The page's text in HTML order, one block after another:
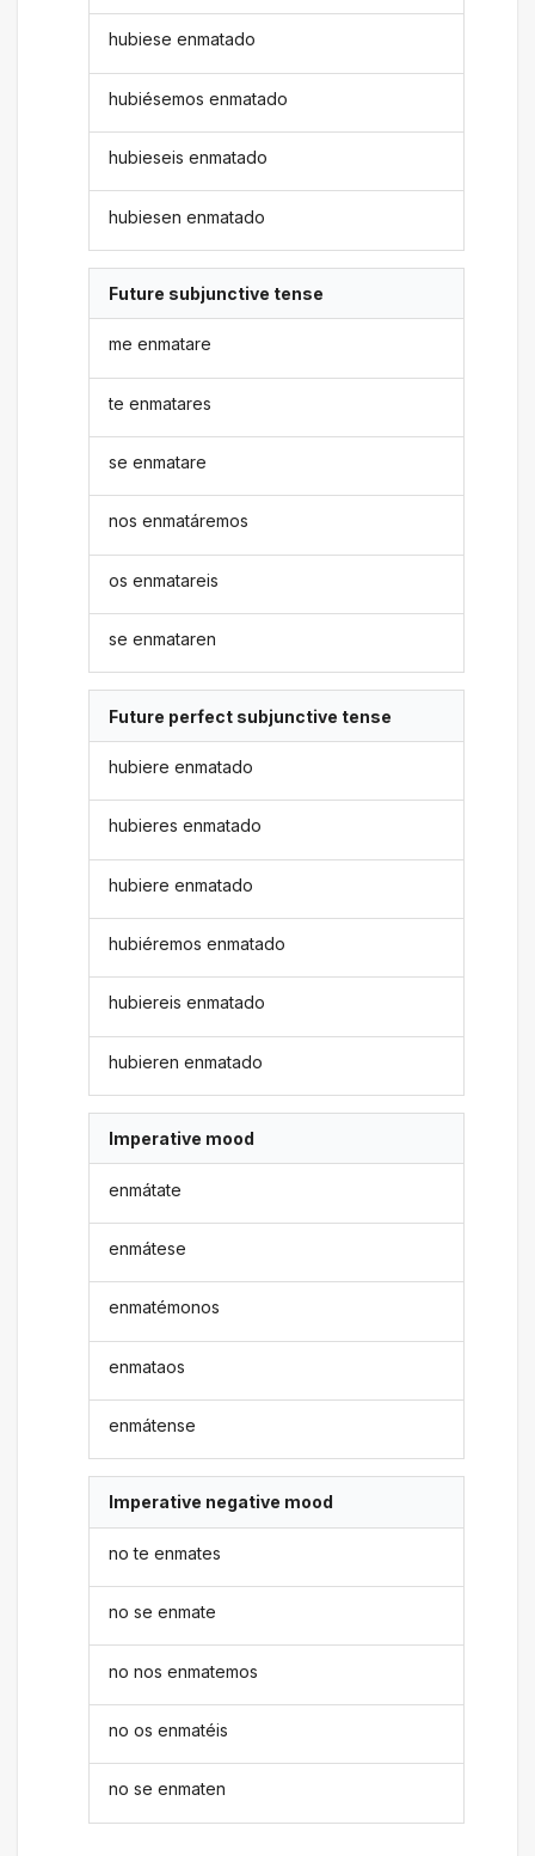
hubiese enmatado
hubiésemos enmatado
hubieseis enmatado
hubiesen enmatado
Future subjunctive tense
me enmatare
te enmatares
se enmatare
nos enmatáremos
os enmatareis
se enmataren
Future perfect subjunctive tense
hubiere enmatado
hubieres enmatado
hubiere enmatado
hubiéremos enmatado
hubiereis enmatado
hubieren enmatado
Imperative mood
enmátate
enmátese
enmatémonos
enmataos
enmátense
Imperative negative mood
no te enmates
no se enmate
no nos enmatemos
no os enmatéis
no se enmaten